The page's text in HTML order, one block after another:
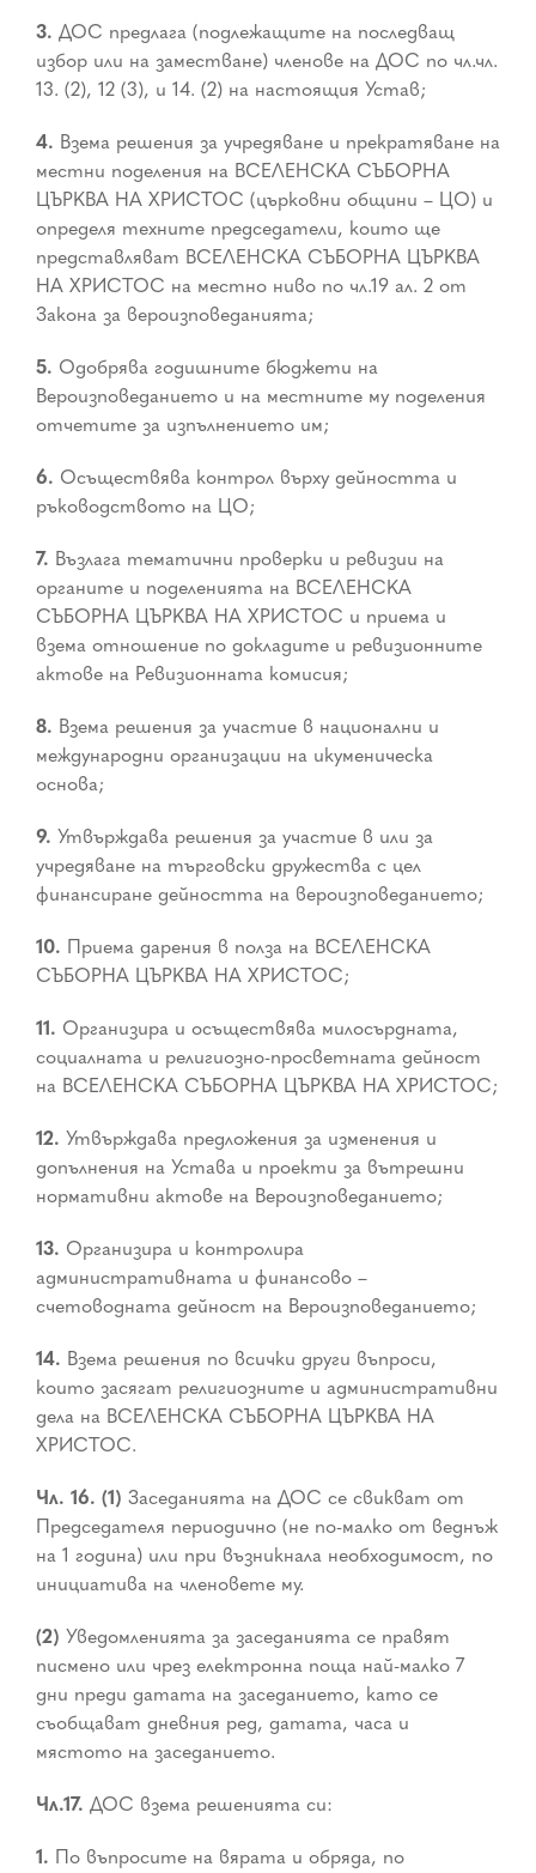
3. ДОС предлага (подлежащите на последващ
избор или на заместване) членове на ДОС по чл.чл.
13. (2), 12 (3), и 14. (2) на настоящия Устав;
4. Взема решения за учредяване и прекратяване на
местни поделения на ВСЕЛЕНСКА СЪБОРНА
ЦЪРКВА НА ХРИСТОС (църковни общини – ЦО) и
определя техните председатели, които ще
представляват ВСЕЛЕНСКА СЪБОРНА ЦЪРКВА
НА ХРИСТОС на местно ниво по чл.19 ал. 2 от
Закона за вероизповеданията;
5. Одобрява годишните бюджети на
Вероизповеданието и на местните му поделения
отчетите за изпълнението им;
6. Осъществява контрол върху дейността и
ръководството на ЦО;
7. Възлага тематични проверки и ревизии на
органите и поделенията на ВСЕЛЕНСКА
СЪБОРНА ЦЪРКВА НА ХРИСТОС и приема и
взема отношение по докладите и ревизионните
актове на Ревизионната комисия;
8. Взема решения за участие в национални и
международни организации на икуменическа
основа;
9. Утвърждава решения за участие в или за
учредяване на търговски дружества с цел
финансиране дейността на вероизповеданието;
10. Приема дарения в полза на ВСЕЛЕНСКА
СЪБОРНА ЦЪРКВА НА ХРИСТОС;
11. Организира и осъществява милосърдната,
социалната и религиозно-просветната дейност
на ВСЕЛЕНСКА СЪБОРНА ЦЪРКВА НА ХРИСТОС;
12. Утвърждава предложения за изменения и
допълнения на Устава и проекти за вътрешни
нормативни актове на Вероизповеданието;
13. Организира и контролира
административната и финансово –
счетоводната дейност на Вероизповеданието;
14. Взема решения по всички други въпроси,
които засягат религиозните и административни
дела на ВСЕЛЕНСКА СЪБОРНА ЦЪРКВА НА
ХРИСТОС.
Чл. 16. (1) Заседанията на ДОС се свикват от
Председателя периодично (не по-малко от веднъж
на 1 година) или при възникнала необходимост, по
инициатива на членовете му.
(2) Уведомленията за заседанията се правят
писмено или чрез електронна поща най-малко 7
дни преди датата на заседанието, като се
съобщават дневния ред, датата, часа и
мястото на заседанието.
Чл.17. ДОС взема решенията си:
1. По въпросите на вярата и обряда, по